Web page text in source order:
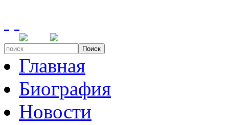
Поиск
Главная
Биография
Новости